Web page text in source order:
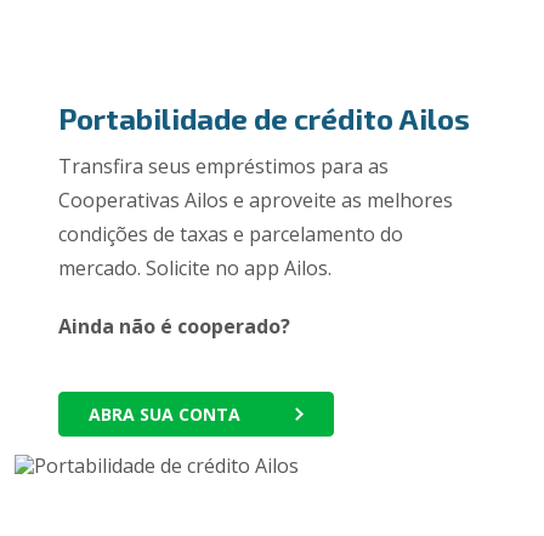
Portabilidade de crédito Ailos
Transfira seus empréstimos para as
Cooperativas Ailos e aproveite as melhores
condições de taxas e parcelamento do
mercado. Solicite no app Ailos.
Ainda não é cooperado?
ABRA SUA CONTA